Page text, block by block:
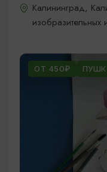
Калининград,
изобразительных
ОТ 450₽